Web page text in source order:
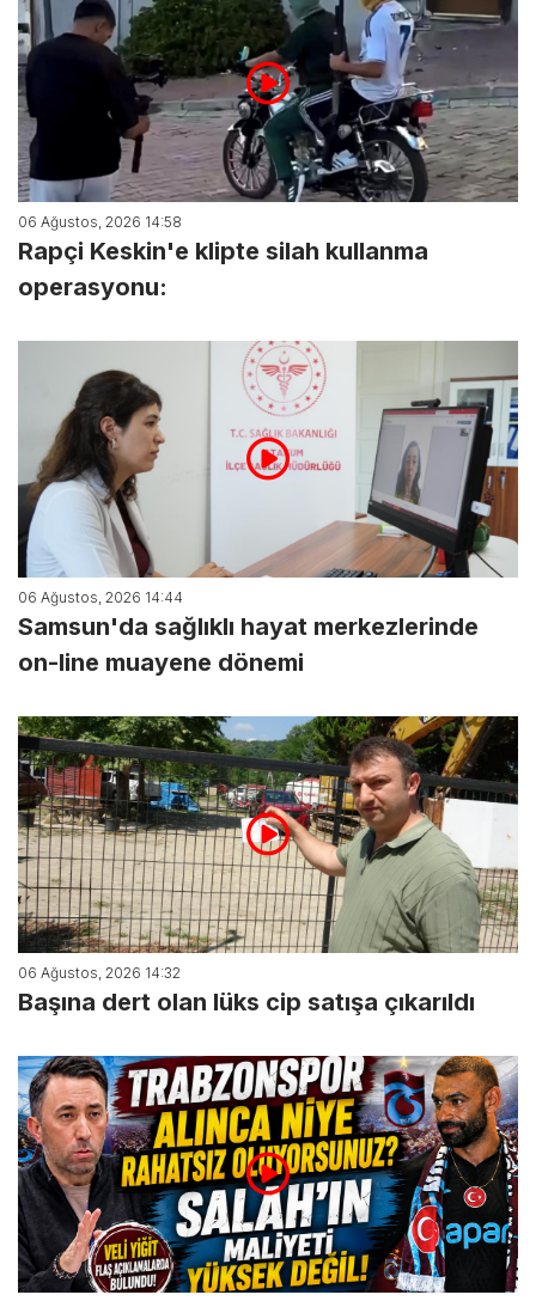
06 Ağustos, 2026 14:58
Rapçi Keskin'e klipte silah kullanma
operasyonu:
06 Ağustos, 2026 14:44
Samsun'da sağlıklı hayat merkezlerinde
on-line muayene dönemi
06 Ağustos, 2026 14:32
Başına dert olan lüks cip satışa çıkarıldı